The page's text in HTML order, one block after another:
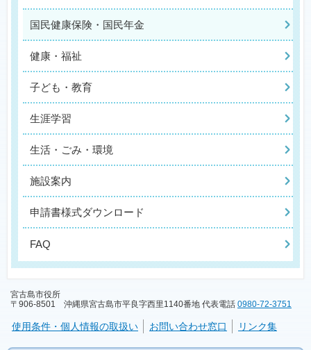
国民健康保険・国民年金
健康・福祉
子ども・教育
生涯学習
生活・ごみ・環境
施設案内
申請書様式ダウンロード
FAQ
宮古島市役所
〒906-8501 沖縄県宮古島市平良字西里1140番地 代表電話 0980-72-3751
使用条件・個人情報の取扱い お問い合わせ窓口 リンク集